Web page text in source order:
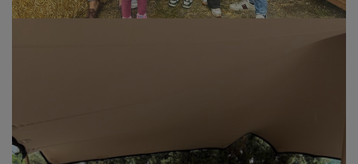
Esta cita sectorial, diseñada para atraer a una elevada